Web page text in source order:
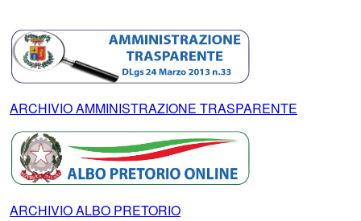
ARCHIVIO AMMINISTRAZIONE TRASPARENTE
ARCHIVIO ALBO PRETORIO